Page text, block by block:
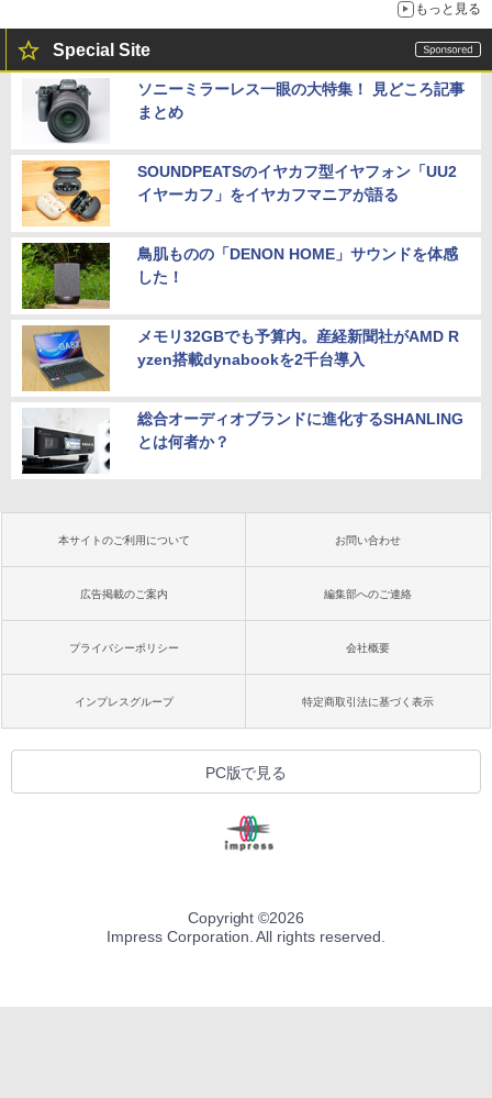
もっと見る
Special Site
ソニーミラーレス一眼の大特集！ 見どころ記事
まとめ
SOUNDPEATSのイヤカフ型イヤフォン「UU2
イヤーカフ」をイヤカフマニアが語る
鳥肌ものの「DENON HOME」サウンドを体感
した！
メモリ32GBでも予算内。産経新聞社がAMD R
yzen搭載dynabookを2千台導入
総合オーディオブランドに進化するSHANLING
とは何者か？
本サイトのご利用について お問い合わせ
広告掲載のご案内 編集部へのご連絡
プライバシーポリシー 会社概要
インプレスグループ 特定商取引法に基づく表示
PC版で見る
Copyright ©2026
Impress Corporation. All rights reserved.